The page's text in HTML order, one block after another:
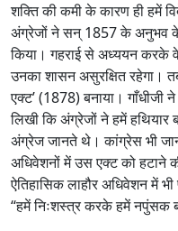
शक्ति की कमी के कारण ही हमें
अंग्रेजों ने सन् 1857 के अनुभव
किया। गहराई से अध्ययन करके
उनका शासन असुरक्षित रहेगा।
एक्ट’ (1878) बनाया। गाँधीजी
लिखी कि अंग्रेजों ने हमें हथियार
अंग्रेज जानते थे। कांग्रेस भी
अधिवेशनों में उस एक्ट को हटाने
ऐतिहासिक लाहौर अधिवेशन में
“हमें निःशस्त्र करके हमें नपुंसक